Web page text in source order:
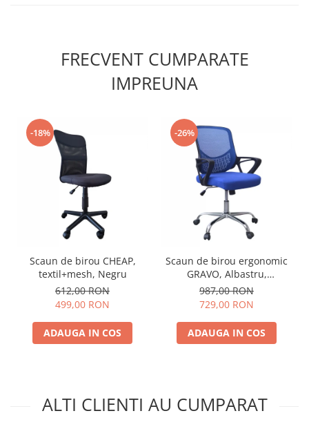
FRECVENT CUMPARATE
IMPREUNA
-18%
Scaun de birou CHEAP,
textil+mesh, Negru
612,00 RON
499,00 RON
ADAUGA IN COS
-26%
Scaun de birou ergonomic
GRAVO, Albastru,
Mesh/Textil
987,00 RON
729,00 RON
ADAUGA IN COS
ALTI CLIENTI AU CUMPARAT